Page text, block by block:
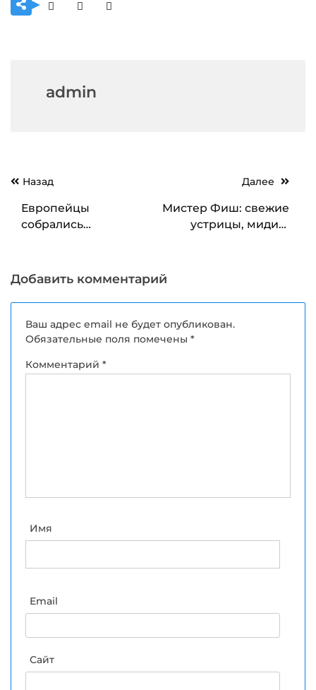
admin
Навигация
записям
Назад
Европейцы
собрались
Далее
Мистер Фиш: свежие
устрицы, мидии,
Добавить комментарий
Ваш адрес email не будет опубликован.
Обязательные поля помечены *
Комментарий *
Имя
Email
Сайт